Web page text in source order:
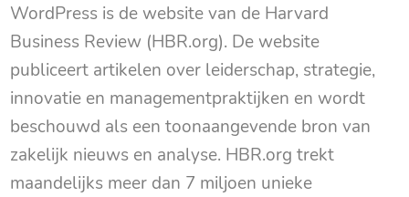
WordPress is de website van de Harvard
Business Review (HBR.org). De website
publiceert artikelen over leiderschap, strategie,
innovatie en managementpraktijken en wordt
beschouwd als een toonaangevende bron van
zakelijk nieuws en analyse. HBR.org trekt
maandelijks meer dan 7 miljoen unieke